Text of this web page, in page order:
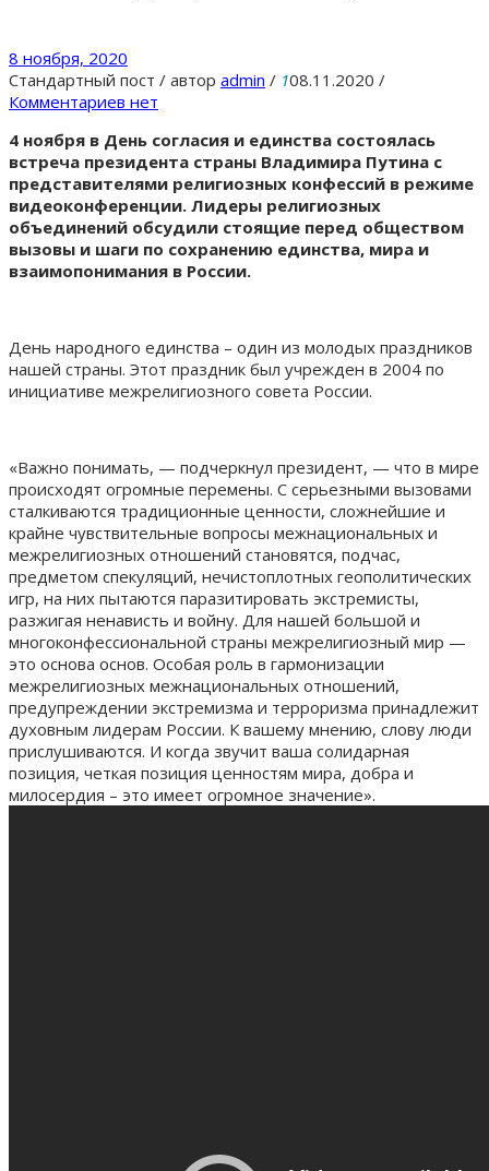
8 ноября, 2020
Стандартный пост / автор admin / 108.11.2020 /
Комментариев нет
4 ноября в День согласия и единства состоялась
встреча президента страны Владимира Путина с
представителями религиозных конфессий в режиме
видеоконференции. Лидеры религиозных
объединений обсудили стоящие перед обществом
вызовы и шаги по сохранению единства, мира и
взаимопонимания в России.
День народного единства – один из молодых праздников
нашей страны. Этот праздник был учрежден в 2004 по
инициативе межрелигиозного совета России.
«Важно понимать, — подчеркнул президент, — что в мире
происходят огромные перемены. С серьезными вызовами
сталкиваются традиционные ценности, сложнейшие и
крайне чувствительные вопросы межнациональных и
межрелигиозных отношений становятся, подчас,
предметом спекуляций, нечистоплотных геополитических
игр, на них пытаются паразитировать экстремисты,
разжигая ненависть и войну. Для нашей большой и
многоконфессиональной страны межрелигиозный мир —
это основа основ. Особая роль в гармонизации
межрелигиозных межнациональных отношений,
предупреждении экстремизма и терроризма принадлежит
духовным лидерам России. К вашему мнению, слову люди
прислушиваются. И когда звучит ваша солидарная
позиция, четкая позиция ценностям мира, добра и
милосердия – это имеет огромное значение».